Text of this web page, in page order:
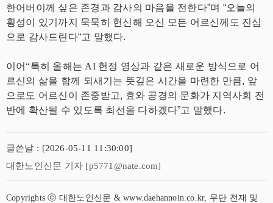
한어버이께 싶은 존경과 감사의 마음을 전한다”며 “오늘의
횡성이 있기까지 묵묵히 헌신해 오신 모든 어르신께도 진심
으로 감사드린다“고 말했다.
이어“특히 올해는 AI 헌정 영상과 같은 새로운 방식으로 어
르신의 삶을 함께 되새기는 뜻깊은 시간을 마련한 만큼, 앞
으로도 어르신이 존중받고, 효와 공경의 문화가 지역사회 전
반에 확산될 수 있도록 최선을 다하겠다”고 말했다.
글쓴날 : [2026-05-11 11:30:00]
대한노인신문 기자 [p5771@nate.com]
Copyrights ⓒ 대한노인신문 & www.daehannoin.co.kr, 무단 전재 및